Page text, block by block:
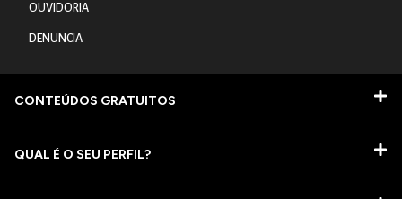
OUVIDORIA
DENUNCIA
CONTEÚDOS GRATUITOS
QUAL É O SEU PERFIL?